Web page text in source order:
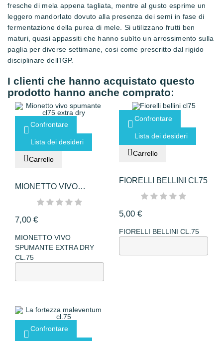
fresche di mela appena tagliata, mentre al gusto esprime un
leggero mandorlato dovuto alla presenza dei semi in fase di
fermentazione della purea di mele. Si utilizzano frutti ben
maturi, quasi appassiti che hanno subìto un arrossimento sulla
paglia per diverse settimane, cosi come prescritto dal rigido
disciplinare dell’IGP.
I clienti che hanno acquistato questo
prodotto hanno anche comprato:
Confrontare
Lista dei desideri
Carrello
MIONETTO VIVO
SPUMANTE CL75...
7,00 €
MIONETTO VIVO
SPUMANTE EXTRA DRY
CL.75
Confrontare
Lista dei desideri
Carrello
FIORELLI BELLINI CL75
5,00 €
FIORELLI BELLINI CL.75
Confrontare